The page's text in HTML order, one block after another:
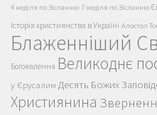
4 неділя по Зісланню 7 неділя по Зісланню
Історія християнства в Україні Апостол
Блаженніший
Богоявлення Великоднє
у Єрусалим Десять Божих
Християнина